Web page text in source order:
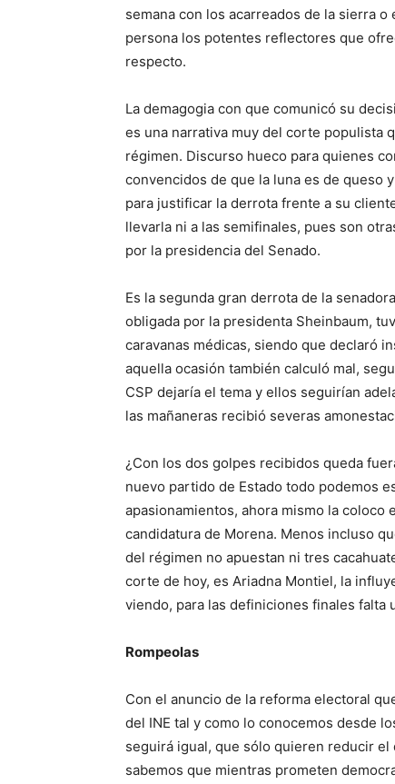
semana con los acarreados de la sierra
persona los potentes reflectores que
respecto.
La demagogia con que comunicó su
es una narrativa muy del corte populista
régimen. Discurso hueco para quienes
convencidos de que la luna es de queso
para justificar la derrota frente a su
llevarla ni a las semifinales, pues son
por la presidencia del Senado.
Es la segunda gran derrota de la
obligada por la presidenta Sheinbaum,
caravanas médicas, siendo que declaró
aquella ocasión también calculó mal,
CSP dejaría el tema y ellos seguirían
las mañaneras recibió severas
¿Con los dos golpes recibidos queda
nuevo partido de Estado todo podemos
apasionamientos, ahora mismo la
candidatura de Morena. Menos incluso
del régimen no apuestan ni tres
corte de hoy, es Ariadna Montiel, la
viendo, para las definiciones finales falta
Rompeolas
Con el anuncio de la reforma electoral
del INE tal y como lo conocemos desde
seguirá igual, que sólo quieren reducir
sabemos que mientras prometen